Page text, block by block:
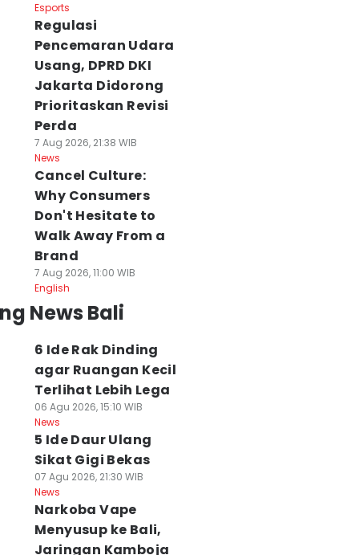
Esports
Regulasi
Pencemaran Udara
Usang, DPRD DKI
Jakarta Didorong
Prioritaskan Revisi
Perda
7 Aug 2026, 21:38 WIB
News
Cancel Culture:
Why Consumers
Don't Hesitate to
Walk Away From a
Brand
7 Aug 2026, 11:00 WIB
English
News Bali
6 Ide Rak Dinding
agar Ruangan Kecil
Terlihat Lebih Lega
06 Agu 2026, 15:10 WIB
News
5 Ide Daur Ulang
Sikat Gigi Bekas
07 Agu 2026, 21:30 WIB
News
Narkoba Vape
Menyusup ke Bali,
Jaringan Kamboja